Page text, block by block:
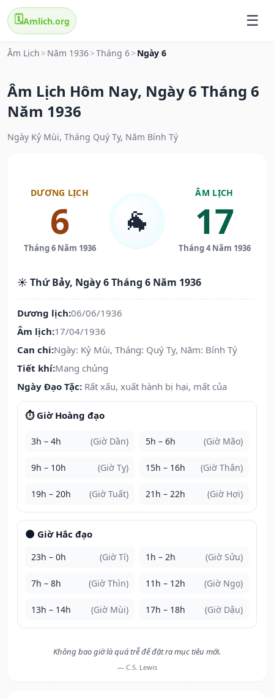
🗓️Amlich.org
Âm Lịch > Năm 1936>Tháng 6> Ngày 6
Âm Lịch Hôm Nay, Ngày 6 Tháng 6
Năm 1936
Ngày Kỷ Mùi, Tháng Quý Tỵ, Năm Bính Tý
DƯƠNG LỊCH
6
Tháng 6 Năm 1936
🐐
ÂM LỊCH
17
Tháng 4 Năm 1936
☀️ Thứ Bảy, Ngày 6 Tháng 6 Năm 1936
Dương lịch:06/06/1936
Âm lịch:17/04/1936
Can chi:Ngày: Kỷ Mùi, Tháng: Quý Tỵ, Năm: Bính Tý
Tiết khí:Mang chủng
Ngày Đạo Tặc: Rất xấu, xuất hành bị hại, mất của
⏱️ Giờ Hoàng đạo
3h – 4h (Giờ Dần) 5h – 6h (Giờ Mão)
9h – 10h (Giờ Tỵ) 15h – 16h (Giờ Thân)
19h – 20h (Giờ Tuất) 21h – 22h (Giờ Hợi)
🌑 Giờ Hắc đạo
23h – 0h (Giờ Tí) 1h – 2h (Giờ Sửu)
7h – 8h (Giờ Thìn) 11h – 12h (Giờ Ngọ)
13h – 14h (Giờ Mùi) 17h – 18h (Giờ Dậu)
Không bao giờ là quá trễ để đặt ra mục tiêu mới.
— C.S. Lewis